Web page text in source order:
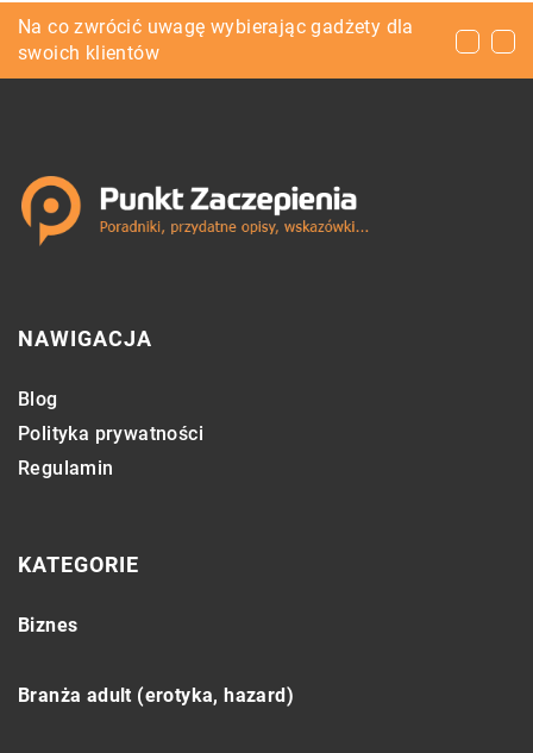
Jak objawia się niedrożność dróg łzowych?
Na co zwrócić uwagę wybierając gadżety dla
swoich klientów
Hydraulika siłowa – jakie jest jej znaczenie w
funkcjonowaniu dużej firmy?
NAWIGACJA
Blog
Polityka prywatności
Regulamin
KATEGORIE
Biznes
Branża adult (erotyka, hazard)